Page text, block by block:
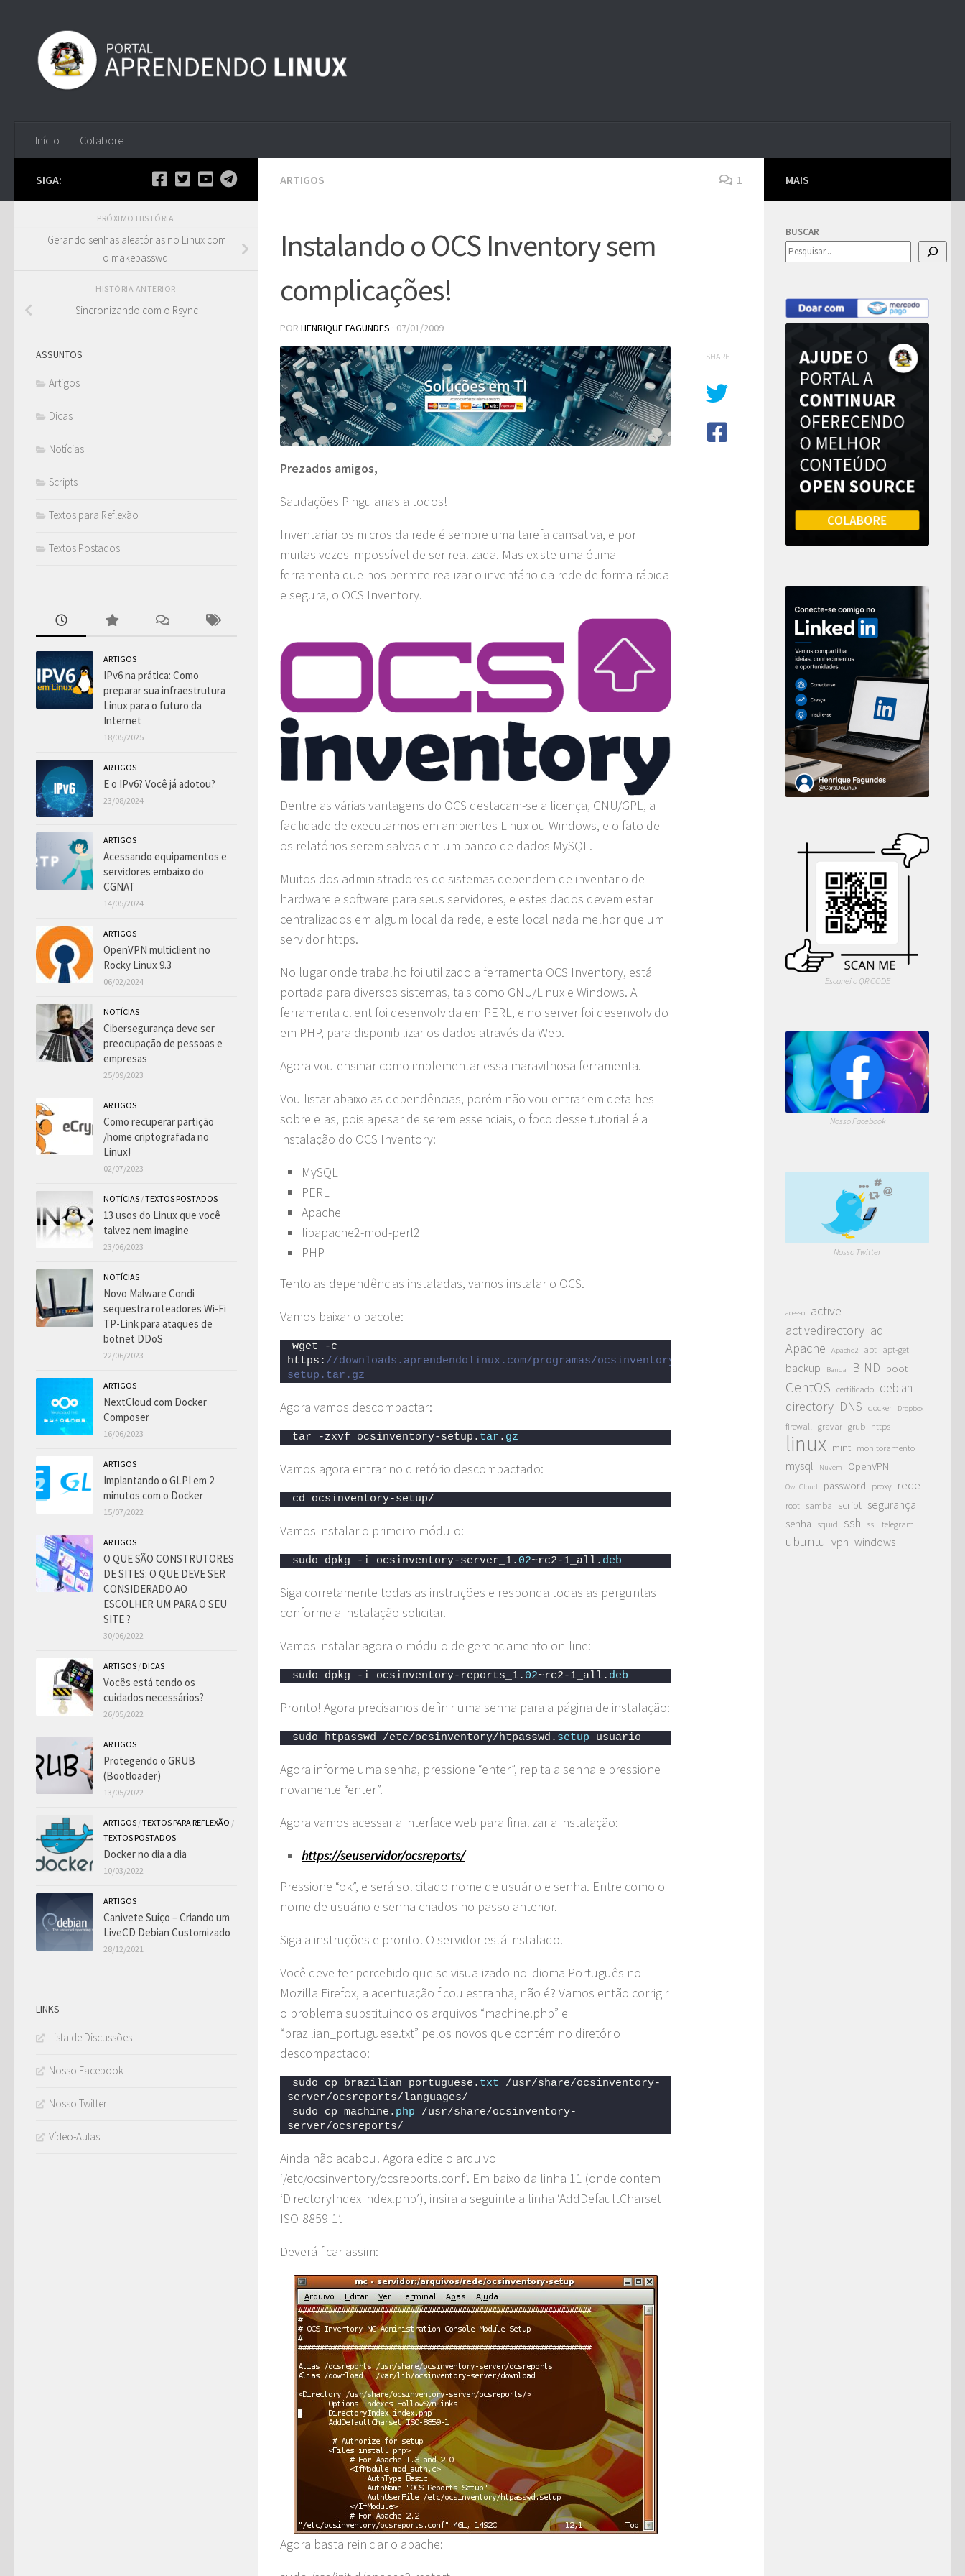
Início Colabore
ARTIGOS 1
Instalando o OCS Inventory sem
complicações!
POR HENRIQUE FAGUNDES · 07/01/2009
Prezados amigos,
Saudações Pinguianas a todos!
Inventariar os micros da rede é sempre uma tarefa cansativa, e por
muitas vezes impossível de ser realizada. Mas existe uma ótima
ferramenta que nos permite realizar o inventário da rede de forma rápida
e segura, o OCS Inventory.
Dentre as várias vantagens do OCS destacam-se a licença, GNU/GPL, a
facilidade de executarmos em ambientes Linux ou Windows, e o fato de
os relatórios serem salvos em um banco de dados MySQL.
Muitos dos administradores de sistemas dependem de inventario de
hardware e software para seus servidores, e estes dados devem estar
centralizados em algum local da rede, e este local nada melhor que um
servidor https.
No lugar onde trabalho foi utilizado a ferramenta OCS Inventory, está
portada para diversos sistemas, tais como GNU/Linux e Windows. A
ferramenta client foi desenvolvida em PERL, e no server foi desenvolvido
em PHP, para disponibilizar os dados através da Web.
Agora vou ensinar como implementar essa maravilhosa ferramenta.
Vou listar abaixo as dependências, porém não vou entrar em detalhes
sobre elas, pois apesar de serem essenciais, o foco desse tutorial é a
instalação do OCS Inventory:
MySQL
PERL
Apache
libapache2-mod-perl2
PHP
Tento as dependências instaladas, vamos instalar o OCS.
Vamos baixar o pacote:
wget -c
https: //downloads.aprendendolinux.com/programas/ocsinventory-
setup.tar.gz
Agora vamos descompactar:
tar -zxvf ocsinventory-setup. tar . gz
Vamos agora entrar no diretório descompactado:
cd ocsinventory-setup/
Vamos instalar o primeiro módulo:
sudo dpkg -i ocsinventory-server_1. 02~rc2-1_all. deb
Siga corretamente todas as instruções e responda todas as perguntas
conforme a instalação solicitar.
Vamos instalar agora o módulo de gerenciamento on-line:
sudo dpkg -i ocsinventory-reports_1. 02~rc2-1_all. deb
Pronto! Agora precisamos definir uma senha para a página de instalação:
sudo htpasswd /etc/ocsinventory/htpasswd. setup usuario
Agora informe uma senha, pressione “enter”, repita a senha e pressione
novamente “enter”.
Agora vamos acessar a interface web para finalizar a instalação:
https://seuservidor/ocsreports/
Pressione “ok”, e será solicitado nome de usuário e senha. Entre como o
nome de usuário e senha criados no passo anterior.
Siga a instruções e pronto! O servidor está instalado.
Você deve ter percebido que se visualizado no idioma Português no
Mozilla Firefox, a acentuação ficou estranha, não é? Vamos então corrigir
o problema substituindo os arquivos “machine.php” e
“brazilian_portuguese.txt” pelos novos que contém no diretório
descompactado:
sudo cp brazilian_portuguese. txt /usr/share/ocsinventory-
server/ocsreports/languages/
sudo cp machine. php /usr/share/ocsinventory-
server/ocsreports/
Ainda não acabou! Agora edite o arquivo
‘/etc/ocsinventory/ocsreports.conf’. Em baixo da linha 11 (onde contem
‘DirectoryIndex index.php’), insira a seguinte a linha ‘AddDefaultCharset
ISO-8859-1’.
Deverá ficar assim:
Agora basta reiniciar o apache:
SHARE
SIGA:
PRÓXIMO HISTÓRIA
Gerando senhas aleatórias no Linux com
o makepasswd!
HISTÓRIA ANTERIOR
Sincronizando com o Rsync
ASSUNTOS
Artigos
Dicas
Notícias
Scripts
Textos para Reflexão
Textos Postados
ARTIGOS
IPv6 na prática: Como
preparar sua infraestrutura
Linux para o futuro da
Internet
18/05/2025
ARTIGOS
E o IPv6? Você já adotou?
23/08/2024
ARTIGOS
Acessando equipamentos e
servidores embaixo do
CGNAT
14/05/2024
ARTIGOS
OpenVPN multiclient no
Rocky Linux 9.3
06/02/2024
NOTÍCIAS
Cibersegurança deve ser
preocupação de pessoas e
empresas
25/09/2023
ARTIGOS
Como recuperar partição
/home criptografada no
Linux!
02/07/2023
NOTÍCIAS /TEXTOS POSTADOS
13 usos do Linux que você
talvez nem imagine
23/06/2023
NOTÍCIAS
Novo Malware Condi
sequestra roteadores Wi-Fi
TP-Link para ataques de
botnet DDoS
22/06/2023
ARTIGOS
NextCloud com Docker
Composer
16/06/2023
ARTIGOS
Implantando o GLPI em 2
minutos com o Docker
15/07/2022
ARTIGOS
O QUE SÃO CONSTRUTORES
DE SITES: O QUE DEVE SER
CONSIDERADO AO
ESCOLHER UM PARA O SEU
SITE ?
30/06/2022
ARTIGOS /DICAS
Vocês está tendo os
cuidados necessários?
26/05/2022
ARTIGOS
Protegendo o GRUB
(Bootloader)
13/05/2022
ARTIGOS /TEXTOS PARA REFLEXÃO /
TEXTOS POSTADOS
Docker no dia a dia
10/03/2022
ARTIGOS
Canivete Suíço – Criando um
LiveCD Debian Customizado
28/12/2021
LINKS
Lista de Discussões
Nosso Facebook
Nosso Twitter
Vídeo-Aulas
MAIS
BUSCAR
Escanei o QR CODE
Nosso Facebook
Nosso Twitter
acesso
active
activedirectory ad
Apache
Apache2 apt apt-get
backup Banda BIND boot
CentOS certificado debian
directory DNS docker Dropbox
firewall gravar grub https
linux mint monitoramento
mysql Nuvem OpenVPN
OwnCloud password proxy rede
root samba script segurança
senha squid ssh ssl telegram
ubuntu vpn windows